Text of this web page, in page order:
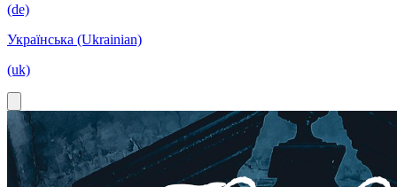
(de)
Українська (Ukrainian)
(uk)